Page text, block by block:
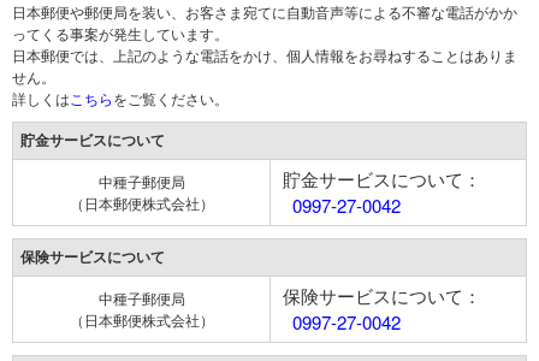
日本郵便や郵便局を装い、お客さま宛てに自動音声等による不審な電話がかか
ってくる事案が発生しています。
日本郵便では、上記のような電話をかけ、個人情報をお尋ねすることはありま
せん。
詳しくは こちらをご覧ください。
貯金サービスについて
中種子郵便局
（日本郵便株式会社）
貯金サービスについて：
0997-27-0042
保険サービスについて
中種子郵便局
（日本郵便株式会社）
保険サービスについて：
0997-27-0042